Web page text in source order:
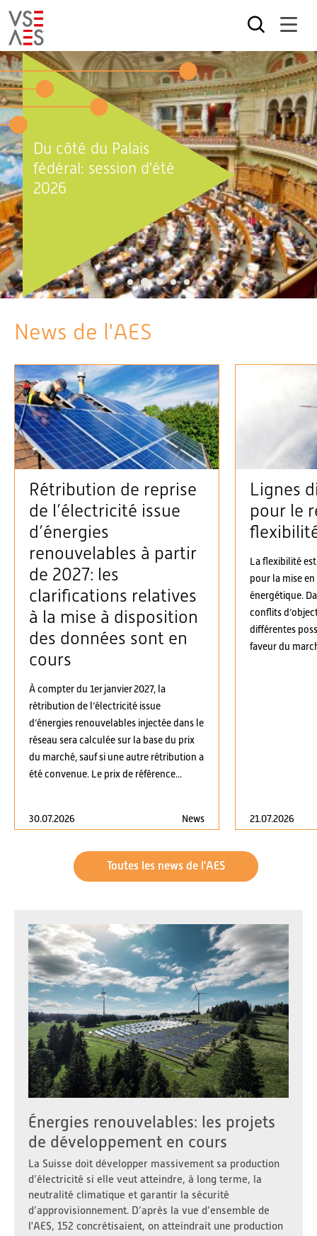
Aller
au
contenu
principal
Du côté du Palais
fédéral: session d'été
2026
1 2 3 4 5
News de l'AES
Rétribution de reprise
de l’électricité issue
d’énergies
renouvelables à partir
de 2027: les
clarifications relatives
à la mise à disposition
des données sont en
cours
À compter du 1er janvier 2027, la
rétribution de l’électricité issue
d’énergies renouvelables injectée dans le
réseau sera calculée sur la base du prix
du marché, sauf si une autre rétribution a
été convenue. Le prix de référence...
30.07.2026 News
Lignes
pour le
La flexibilité
pour la mise
énergétique.
conflits
différentes
faveur du
21.07.2026
Toutes les news de l'AES
Énergies renouvelables: les projets
de développement en cours
La Suisse doit développer massivement sa production
d’électricité si elle veut atteindre, à long terme, la
neutralité climatique et garantir la sécurité
d’approvisionnement. D’après la vue d’ensemble de
l'AES, 152 concrétisaient, on atteindrait une production